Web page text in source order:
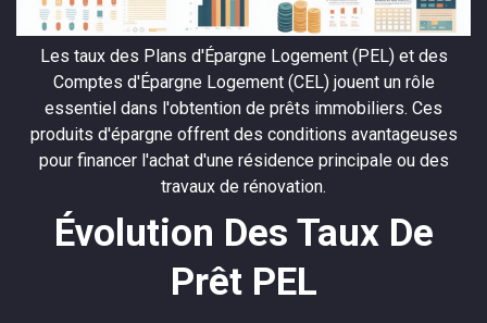
Les taux des Plans d'Épargne Logement (PEL) et des
Comptes d'Épargne Logement (CEL) jouent un rôle
essentiel dans l'obtention de prêts immobiliers. Ces
produits d'épargne offrent des conditions avantageuses
pour financer l'achat d'une résidence principale ou des
travaux de rénovation.
Évolution Des Taux De
Prêt PEL